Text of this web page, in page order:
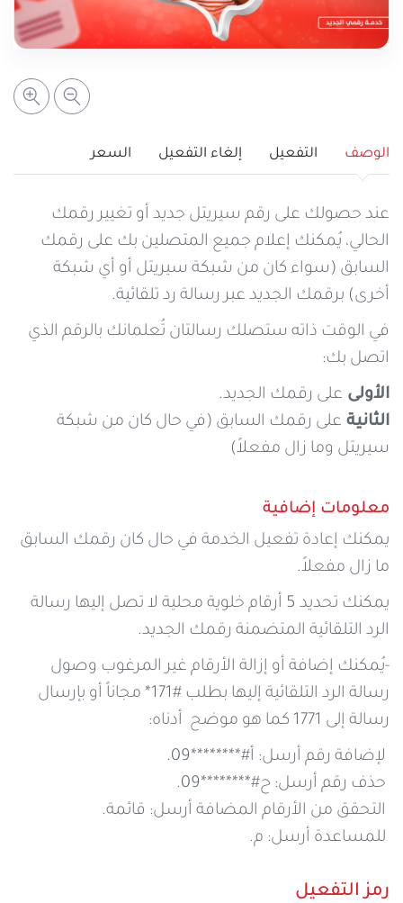
خدمات التعبئة والرصيد
تفاصيل الخدمة
اتصل بنا
شبكة التوزيع
الإجراءات
رمز التفعيل
الوصف التفعيل إلغاء التفعيل السعر
عند حصولك على رقم سيريتل جديد أو تغيير رقمك
الحالي، يُمكنك إعلام جميع المتصلين بك على رقمك
السابق (سواء كان من شبكة سيريتل أو أي شبكة
أخرى) برقمك الجديد عبر رسالة رد تلقائية.
في الوقت ذاته ستصلك رسالتان تُعلمانك بالرقم الذي
اتصل بك:
الأولى على رقمك الجديد.
الثانية على رقمك السابق (في حال كان من شبكة
سيريتل وما زال مفعلاً)
معلومات إضافية
يمكنك إعادة تفعيل الخدمة في حال كان رقمك السابق
ما زال مفعلاً.
يمكنك تحديد 5 أرقام خلوية محلية لا تصل إليها رسالة
الرد التلقائية المتضمنة رقمك الجديد.
-يُمكنك إضافة أو إزالة الأرقام غير المرغوب وصول
رسالة الرد التلقائية إليها بطلب #171* مجاناً أو بإرسال
رسالة إلى 1771 كما هو موضح أدناه:
لإضافة رقم أرسل: أ#********09.
حذف رقم أرسل: ح#********09.
التحقق من الأرقام المضافة أرسل: قائمة.
للمساعدة أرسل: م.